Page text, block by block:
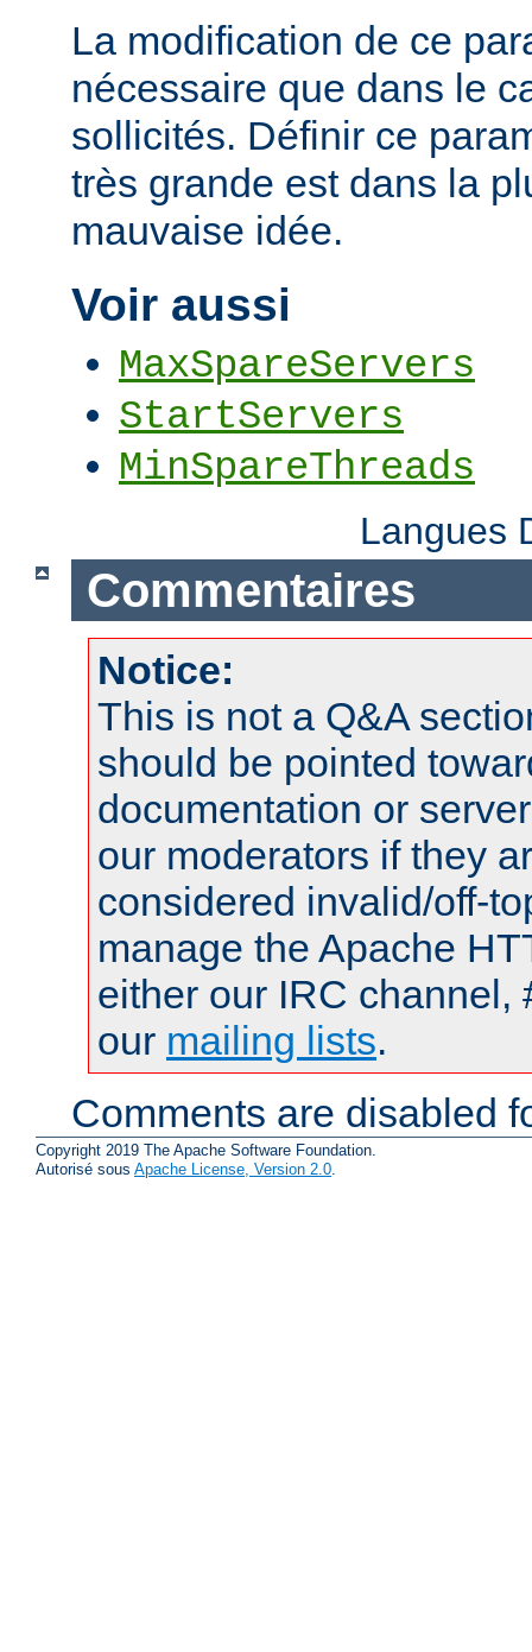
La modification de ce
nécessaire que dans le
sollicités. Définir ce
très grande est dans la
mauvaise idée.
Voir aussi
MaxSpareServers
StartServers
MinSpareThreads
Langues
Commentaires
Notice:
This is not a Q&A
should be pointed
documentation or
our moderators if they
considered invalid/off-
manage the Apache
either our IRC channel,
our mailing lists.
Comments are disabled
Copyright 2019 The Apache Software Foundation.
Autorisé sous Apache License, Version 2.0